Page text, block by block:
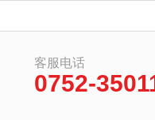
客服电话
0752-